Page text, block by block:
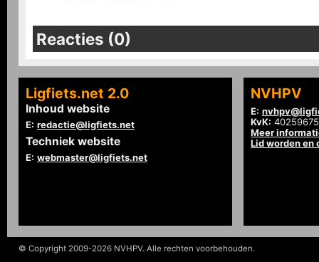
Reacties (0)
Ligfiets.net 2.0
Inhoud website
E: redactie@ligfiets.net
Techniek website
E: webmaster@ligfiets.net
NVHPV
E:
KvK: 40259675
Meer
Lid worden en
© Copyright 2009-2026 NVHPV. Alle rechten voorbehouden.